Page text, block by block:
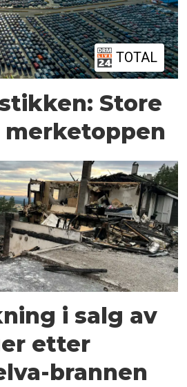
TOTAL
Store
i salg av
etter
brannen